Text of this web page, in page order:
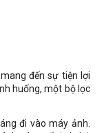
đến sự tiện lợi
huống, một bộ lọc
đi vào máy ảnh.